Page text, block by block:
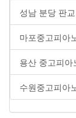
성남 분당 판
마포중고피아
용산 중고피
수원중고피아